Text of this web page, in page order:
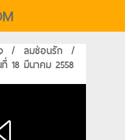
/ ลมซ่อนรัก /
18 มีนาคม 2558